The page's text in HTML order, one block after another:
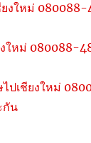
งใหม่ 080088-
ใหม่ 080088-
ปเชียงใหม่
กัน